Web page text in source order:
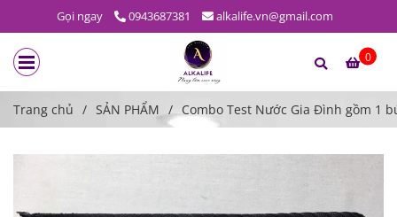
Gọi ngay 0943687381 alkalife.vn@gmail.com
0
Trang chủ / SẢN PHẨM / Combo Test Nước Gia Đình gồm 1